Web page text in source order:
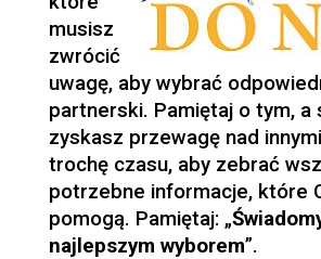
musisz
zwrócić
uwagę, aby wybrać
partnerski. Pamiętaj o tym, a
zyskasz przewagę nad
trochę czasu, aby zebrać
potrzebne informacje, które
pomogą. Pamiętaj: „
najlepszym wyborem”.